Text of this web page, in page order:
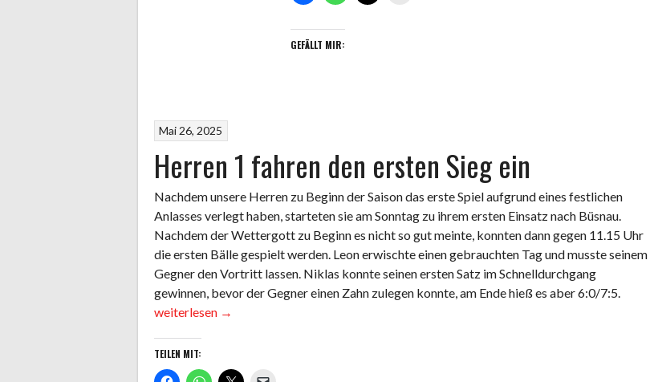
GEFÄLLT MIR:
Mai 26, 2025
Herren 1 fahren den ersten Sieg ein
Nachdem unsere Herren zu Beginn der Saison das erste Spiel aufgrund eines festlichen
Anlasses verlegt haben, starteten sie am Sonntag zu ihrem ersten Einsatz nach Büsnau.
Nachdem der Wettergott zu Beginn es nicht so gut meinte, konnten dann gegen 11.15 Uhr
die ersten Bälle gespielt werden. Leon erwischte einen gebrauchten Tag und musste seinem
Gegner den Vortritt lassen. Niklas konnte seinen ersten Satz im Schnelldurchgang
gewinnen, bevor der Gegner einen Zahn zulegen konnte, am Ende hieß es aber 6:0/7:5.
weiterlesen →
TEILEN MIT: